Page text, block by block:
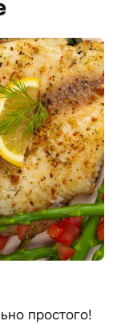
простого!